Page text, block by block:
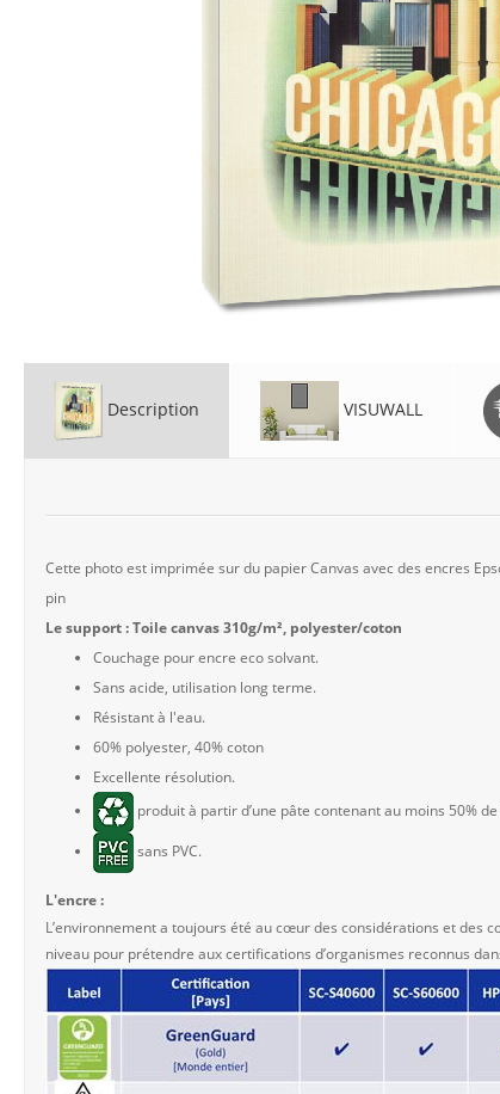
Description VISUWALL
Cette photo est imprimée sur du papier Canvas avec des encres
pin
Le support : Toile canvas 310g/m², polyester/coton
Couchage pour encre eco solvant.
Sans acide, utilisation long terme.
Résistant à l'eau.
60% polyester, 40% coton
Excellente résolution.
produit à partir d’une pâte contenant au moins 50%
sans PVC.
L'encre :
L’environnement a toujours été au cœur des considérations et des
niveau pour prétendre aux certifications d’organismes reconnus